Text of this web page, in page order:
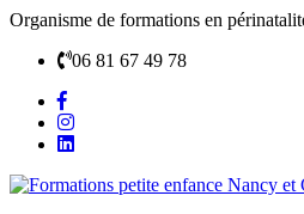
Organisme de formations en
06 81 67 49 78